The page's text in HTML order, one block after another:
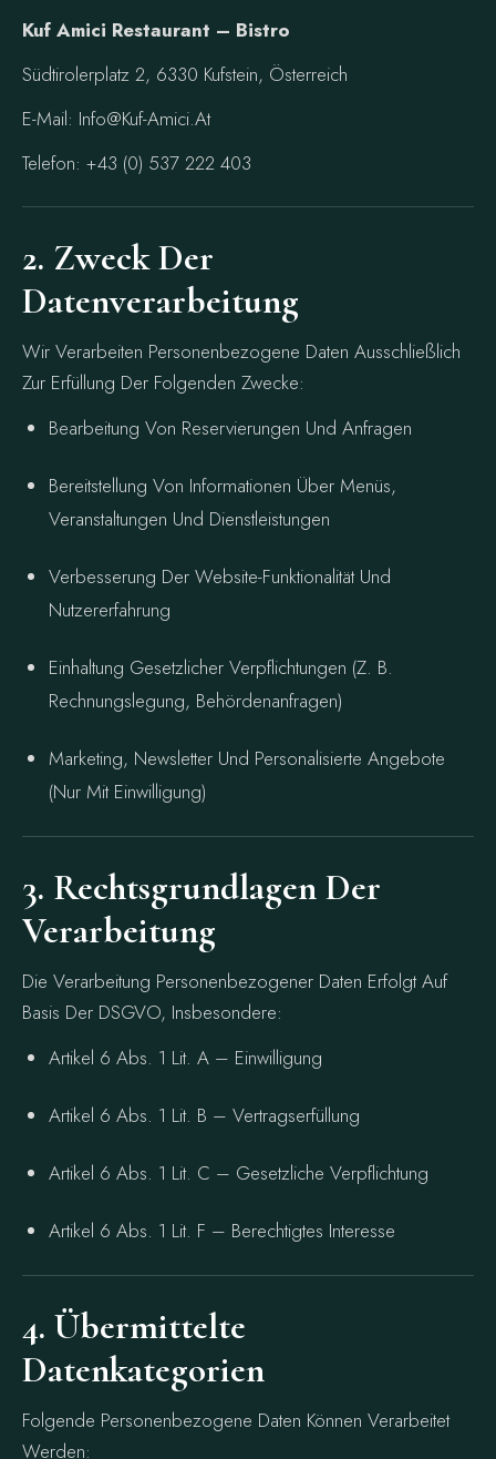
Kuf Amici Restaurant – Bistro
Südtirolerplatz 2, 6330 Kufstein, Österreich
E-Mail: Info@kuf-Amici.at
Telefon: +43 (0) 537 222 403
2. Zweck Der
Datenverarbeitung
Wir Verarbeiten Personenbezogene Daten Ausschließlich
Zur Erfüllung Der Folgenden Zwecke:
Bearbeitung Von Reservierungen Und Anfragen
Bereitstellung Von Informationen Über Menüs,
Veranstaltungen Und Dienstleistungen
Verbesserung Der Website-Funktionalität Und
Nutzererfahrung
Einhaltung Gesetzlicher Verpflichtungen (z. B.
Rechnungslegung, Behördenanfragen)
Marketing, Newsletter Und Personalisierte Angebote
(nur Mit Einwilligung)
3. Rechtsgrundlagen Der
Verarbeitung
Die Verarbeitung Personenbezogener Daten Erfolgt Auf
Basis Der DSGVO, Insbesondere:
Artikel 6 Abs. 1 Lit. A – Einwilligung
Artikel 6 Abs. 1 Lit. B – Vertragserfüllung
Artikel 6 Abs. 1 Lit. C – Gesetzliche Verpflichtung
Artikel 6 Abs. 1 Lit. F – Berechtigtes Interesse
4. Übermittelte
Datenkategorien
Folgende Personenbezogene Daten Können Verarbeitet
Werden: